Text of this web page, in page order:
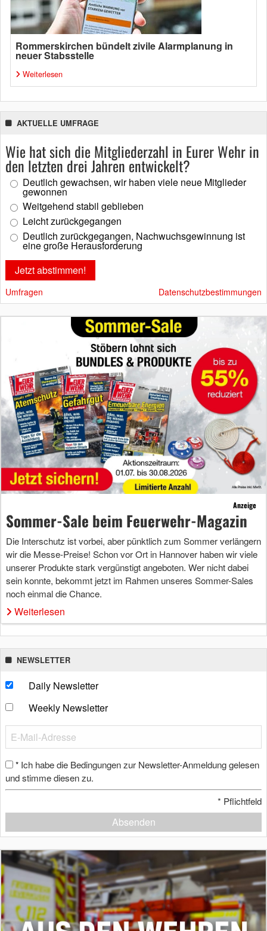
Rommerskirchen bündelt zivile Alarmplanung in
neuer Stabsstelle
Weiterlesen
AKTUELLE UMFRAGE
Wie hat sich die Mitgliederzahl in Eurer Wehr in
den letzten drei Jahren entwickelt?
Deutlich gewachsen, wir haben viele neue Mitglieder
gewonnen
Weitgehend stabil geblieben
Leicht zurückgegangen
Deutlich zurückgegangen, Nachwuchsgewinnung ist
eine große Herausforderung
Umfragen Datenschutzbestimmungen
Anzeige
Sommer-Sale beim Feuerwehr-Magazin
Die Interschutz ist vorbei, aber pünktlich zum Sommer verlängern
wir die Messe-Preise! Schon vor Ort in Hannover haben wir viele
unserer Produkte stark vergünstigt angeboten. Wer nicht dabei
sein konnte, bekommt jetzt im Rahmen unseres Sommer-Sales
noch einmal die Chance.
Weiterlesen
NEWSLETTER
Daily Newsletter
Weekly Newsletter
* Ich habe die Bedingungen zur Newsletter-Anmeldung gelesen
und stimme diesen zu.
* Pflichtfeld
Absenden